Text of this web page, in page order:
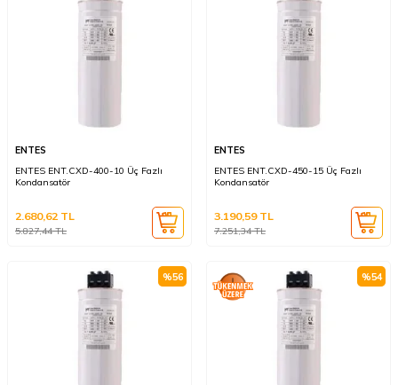
ENTES
ENTES ENT.CXD-400-10 Üç Fazlı
Kondansatör
5.827,44TL
2.680,62 TL
ENTES
ENTES ENT.CXD-450-15 Üç Fazlı
Kondansatör
7.251,34TL
3.190,59TL
%56 %54